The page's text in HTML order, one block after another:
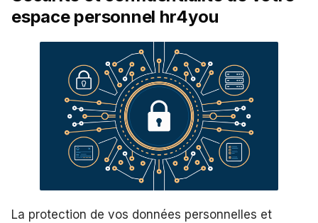
espace personnel hr4you
La protection de vos données personnelles et